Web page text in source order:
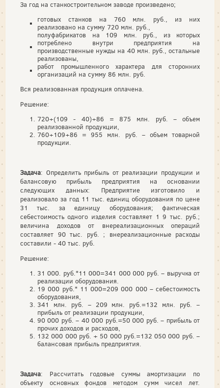
За год на станкостроительном заводе произведено;
готовых станков на 760 млн. руб., из них
реализовано на сумму 720 млн. руб.,
полуфабрикатов на 109 млн. руб., из которых
потреблено внутри предприятия на
производственные нужды на 40 млн. руб., остальные
реализованы,
работ промышленного характера для сторонних
организаций на сумму 86 млн. руб.
Вся реализованная продукция оплачена.
Решение:
720+(109 - 40)+86 = 875 млн. руб. – объем
реализованной продукции,
760+109+86 = 955 млн. руб. – объем товарной
продукции.
Задача: Определить прибыль от реализации продукции и
балансовую прибыль предприятия на основании
следующих данных: Предприятие изготовило и
реализовало за год 11 тыс. единиц оборудования по цене
31 тыс. за единицу оборудования; фактическая
себестоимость одного изделия составляет 1 9 тыс. руб.;
величина доходов от внереализационных операций
составляет 90 тыс. руб. ; внереализационные расходы
составили - 40 тыс. руб.
Решение:
31 000. руб.*11 000=341 000 000 руб. – выручка от
реализации оборудования.
19 000 руб.* 11 000=209 000 000 – себестоимость
оборудования,
341 млн. руб. – 209 млн. руб.=132 млн. руб. –
прибыль от реализации продукции,
90 000 руб. – 40 000 руб.=50 000 руб. – прибыль от
прочих доходов и расходов,
132 000 000 руб. + 50 000 руб.=132 050 000 руб. –
балансовая прибыль предприятия.
Задача: Рассчитать годовые суммы амортизации по
объекту основных фондов методом сумм чисел лет.